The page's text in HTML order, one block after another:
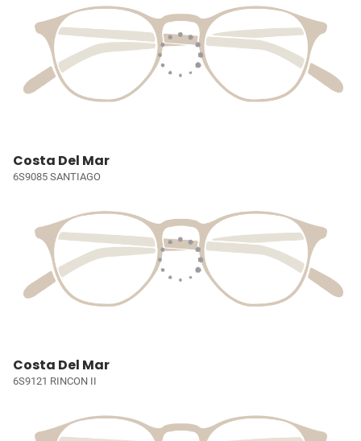
Costa Del Mar
6S9085 SANTIAGO
Costa Del Mar
6S9121 RINCON II